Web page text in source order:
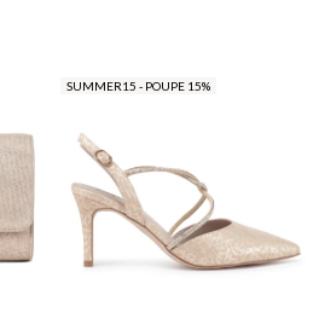
SUMMER15 - POUPE 15%